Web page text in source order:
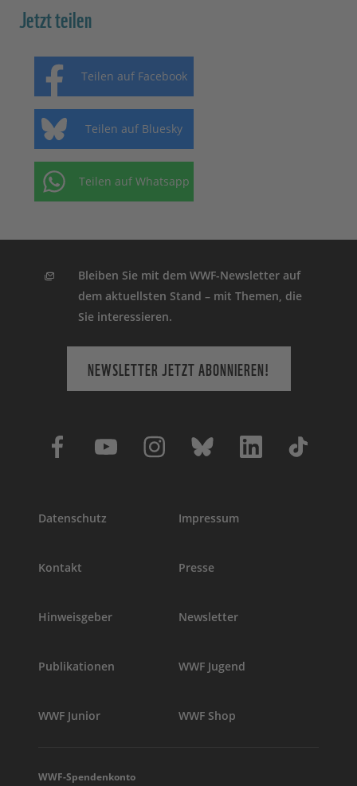
Jetzt teilen
Teilen auf Facebook
Teilen auf Bluesky
Teilen auf Whatsapp
Bleiben Sie mit dem WWF-Newsletter auf
dem aktuellsten Stand – mit Themen, die
Sie interessieren.
NEWSLETTER JETZT ABONNIEREN!
Datenschutz Impressum
Kontakt Presse
Hinweisgeber Newsletter
Publikationen WWF Jugend
WWF Junior WWF Shop
WWF-Spendenkonto